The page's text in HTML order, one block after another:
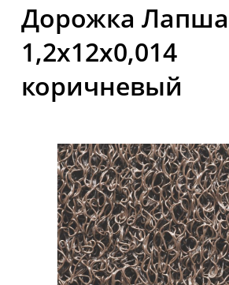
Дорожка Лапша
1,2x12x0,014
коричневый